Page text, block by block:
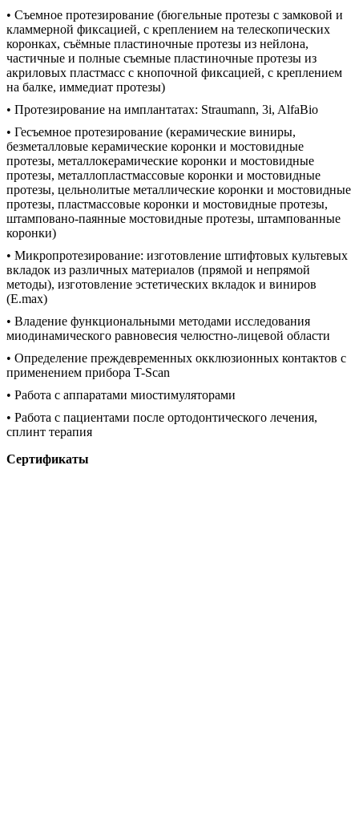
• Съемное протезирование (бюгельные протезы с замковой и
кламмерной фиксацией, с креплением на телескопических
коронках, съёмные пластиночные протезы из нейлона,
частичные и полные съемные пластиночные протезы из
акриловых пластмасс с кнопочной фиксацией, с креплением
на балке, иммедиат протезы)
• Протезирование на имплантатах: Straumann, 3i, AlfaBio
• Гесъемное протезирование (керамические виниры,
безметалловые керамические коронки и мостовидные
протезы, металлокерамические коронки и мостовидные
протезы, металлопластмассовые коронки и мостовидные
протезы, цельнолитые металлические коронки и мостовидные
протезы, пластмассовые коронки и мостовидные протезы,
штамповано-паянные мостовидные протезы, штампованные
коронки)
• Микропротезирование: изготовление штифтовых культевых
вкладок из различных материалов (прямой и непрямой
методы), изготовление эстетических вкладок и виниров
(E.max)
• Владение функциональными методами исследования
миодинамического равновесия челюстно-лицевой области
• Определение преждевременных окклюзионных контактов с
применением прибора T-Scan
• Работа с аппаратами миостимуляторами
• Работа с пациентами после ортодонтического лечения,
сплинт терапия
Сертификаты